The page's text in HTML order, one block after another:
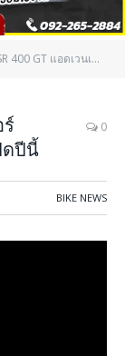
เวนเจอร์สกู๊ตเตอร์อัพโช้ก และเบรก จ่อเปิดปีนี้
ดปีนี้
0
BIKE NEWS